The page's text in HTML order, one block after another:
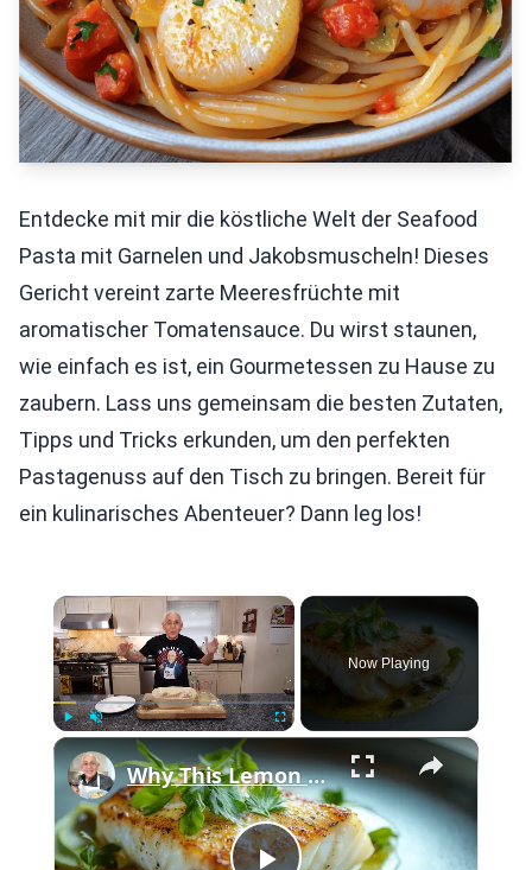
Entdecke mit mir die köstliche Welt der Seafood
Pasta mit Garnelen und Jakobsmuscheln! Dieses
Gericht vereint zarte Meeresfrüchte mit
aromatischer Tomatensauce. Du wirst staunen,
wie einfach es ist, ein Gourmetessen zu Hause zu
zaubern. Lass uns gemeinsam die besten Zutaten,
Tipps und Tricks erkunden, um den perfekten
Pastagenuss auf den Tisch zu bringen. Bereit für
ein kulinarisches Abenteuer? Dann leg los!
×
Now Playing
×
Why This Lemon Butter Cod with Capers Will Be Your Go-To Seafood Recipe